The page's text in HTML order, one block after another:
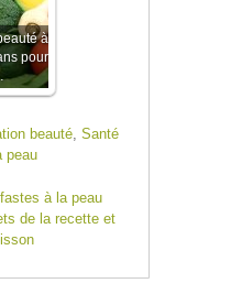
à
pour
beauté, Santé
peau
à la peau
de la recette et